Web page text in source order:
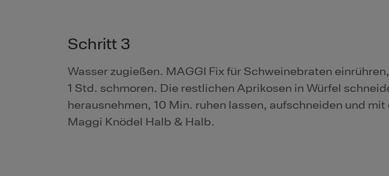
Schritt 3
Wasser zugießen. MAGGI Fix für Schweinebraten
1 Std. schmoren. Die restlichen Aprikosen in Würfel
herausnehmen, 10 Min. ruhen lassen, aufschneiden und
Maggi Knödel Halb & Halb.